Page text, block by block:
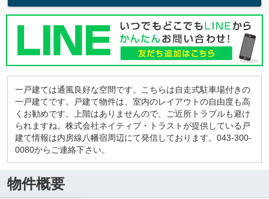
一戸建ては通風良好な空間です。こちらは自走式駐車場付きの
一戸建てです。戸建て物件は、室内のレイアウトの自由度も高
くお勧めです。上階はありませんので、ご近所トラブルも避け
られますね。株式会社ネイティブ・トラストが提供している戸
建て情報は内房線八幡宿周辺にて発信しております。043-300-
0080からご連絡下さい。
物件概要